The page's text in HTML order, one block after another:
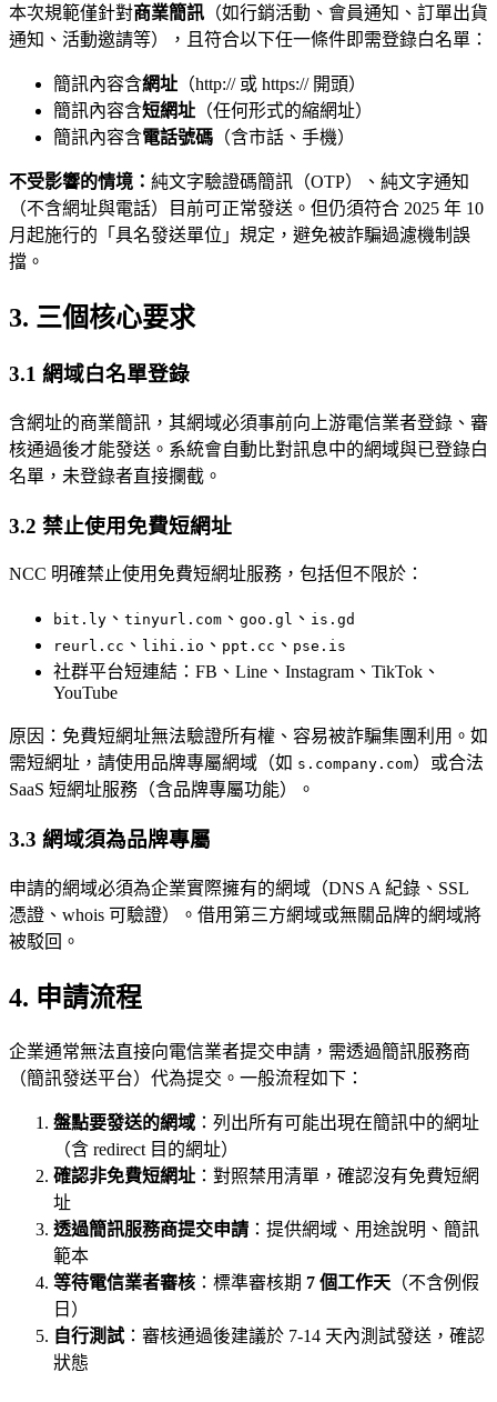
本次規範僅針對商業簡訊 （如行銷活動、會員通知、訂單出貨
通知、活動邀請等），且符合以下任一條件即需登錄白名單：
簡訊內容含網址 （http:// 或 https:// 開頭）
簡訊內容含短網址 （任何形式的縮網址）
簡訊內容含電話號碼 （含市話、手機）
不受影響的情境： 純文字驗證碼簡訊（OTP）、純文字通知
（不含網址與電話）目前可正常發送。但仍須符合 2025 年 10
月起施行的「具名發送單位」規定，避免被詐騙過濾機制誤
擋。
3. 三個核心要求
3.1 網域白名單登錄
含網址的商業簡訊，其網域必須事前向上游電信業者登錄、審
核通過後才能發送。系統會自動比對訊息中的網域與已登錄白
名單，未登錄者直接攔截。
3.2 禁止使用免費短網址
NCC 明確禁止使用免費短網址服務，包括但不限於：
bit.ly 、 tinyurl.com 、 goo.gl 、 is.gd
reurl.cc 、 lihi.io 、 ppt.cc 、 pse.is
社群平台短連結：FB、Line、Instagram、TikTok、
YouTube
原因：免費短網址無法驗證所有權、容易被詐騙集團利用。如
需短網址，請使用品牌專屬網域（如 s.company.com）或合法
SaaS 短網址服務（含品牌專屬功能）。
3.3 網域須為品牌專屬
申請的網域必須為企業實際擁有的網域（DNS A 紀錄、SSL
憑證、whois 可驗證）。借用第三方網域或無關品牌的網域將
被駁回。
4. 申請流程
企業通常無法直接向電信業者提交申請，需透過簡訊服務商
（簡訊發送平台）代為提交。一般流程如下：
盤點要發送的網域 ：列出所有可能出現在簡訊中的網址
（含 redirect 目的網址）
確認非免費短網址 ：對照禁用清單，確認沒有免費短網
址
透過簡訊服務商提交申請 ：提供網域、用途說明、簡訊
範本
等待電信業者審核 ：標準審核期 7 個工作天 （不含例假
日）
自行測試：審核通過後建議於 7-14 天內測試發送，確認
狀態